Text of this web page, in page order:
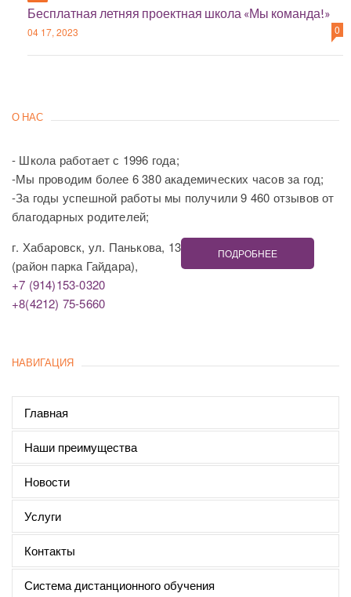
Бесплатная летняя проектная школа «Мы команда!»
04 17, 2023 0
О НАС
- Школа работает с 1996 года;
-Мы проводим более 6 380 академических часов за год;
-За годы успешной работы мы получили 9 460 отзывов от
благодарных родителей;
г. Хабаровск, ул. Панькова, 13
(район парка Гайдара),
+7 (914)153-0320
+8(4212) 75-5660
ПОДРОБНЕЕ
НАВИГАЦИЯ
Главная
Наши преимущества
Новости
Услуги
Контакты
Система дистанционного обучения